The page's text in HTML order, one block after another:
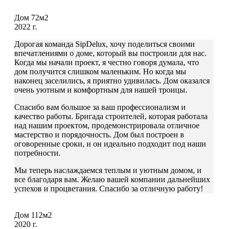
Дом 72м2
2022 г.
Дорогая команда SipDelux, хочу поделиться своими
впечатлениями о доме, который вы построили для нас.
Когда мы начали проект, я честно говоря думала, что
дом получится слишком маленьким. Но когда мы
наконец заселились, я приятно удивилась. Дом оказался
очень уютным и комфортным для нашей троицы.
Спасибо вам большое за ваш профессионализм и
качество работы. Бригада строителей, которая работала
над нашим проектом, продемонстрировала отличное
мастерство и порядочность. Дом был построен в
оговоренные сроки, и он идеально подходит под наши
потребности.
Мы теперь наслаждаемся теплым и уютным домом, и
все благодаря вам. Желаю вашей компании дальнейших
успехов и процветания. Спасибо за отличную работу!
Дом 112м2
2020 г.